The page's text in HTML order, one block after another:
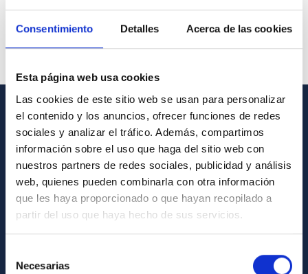
Consentimiento Detalles Acerca de las cookies
Esta página web usa cookies
Las cookies de este sitio web se usan para personalizar
el contenido y los anuncios, ofrecer funciones de redes
sociales y analizar el tráfico. Además, compartimos
información sobre el uso que haga del sitio web con
nuestros partners de redes sociales, publicidad y análisis
web, quienes pueden combinarla con otra información
que les haya proporcionado o que hayan recopilado a
partir del uso que haya hecho de sus servicios.
Necesarias
INFORMACIÓN GENERAL
Contacto
Cómo llegar al IAC
Directorio de personal
Biblioteca